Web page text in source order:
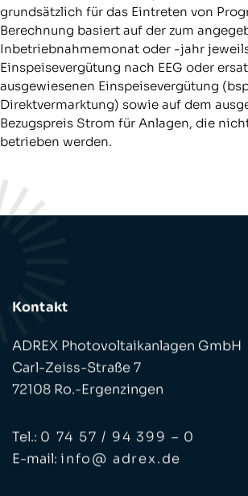
grundsätzlich für das Eintreten von
Berechnung basiert auf der zum
Inbetriebnahmemonat oder -jahr
Einspeisevergütung nach EEG oder
ausgewiesenen Einspeisevergütung
Direktvermarktung) sowie auf dem
Bezugspreis Strom für Anlagen, die
betrieben werden.
Kontakt
ADREX Photovoltaikanlagen GmbH
Carl-Zeiss-Straße 7
72108 Ro.-Ergenzingen
Tel.: 0 74 57 / 94 399 – 0
E-mail: info@ adrex.de